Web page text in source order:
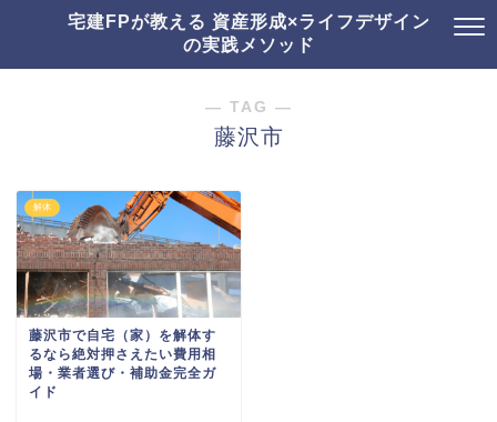
宅建FPが教える 資産形成×ライフデザイン
の実践メソッド
― TAG ―
藤沢市
解体
藤沢市で自宅（家）を解体す
るなら絶対押さえたい費用相
場・業者選び・補助金完全ガ
イド